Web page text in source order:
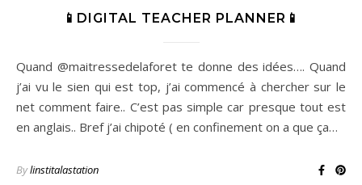
📱DIGITAL TEACHER PLANNER📱
Quand @maitressedelaforet te donne des idées…. Quand
j’ai vu le sien qui est top, j’ai commencé à chercher sur le
net comment faire.. C’est pas simple car presque tout est
en anglais.. Bref j’ai chipoté ( en confinement on a que ça…
Bylinstitalastation